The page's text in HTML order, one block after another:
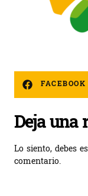
FACEBOOK
Deja una
Lo siento, debes
comentario.